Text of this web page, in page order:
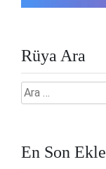
Rüya Ara
Arama:
En Son